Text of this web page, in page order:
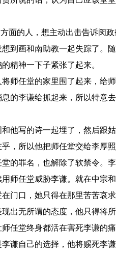
的人，想主动出击告诉闵
到画和南助教一起失踪了。
精神一下子紧张了起来。
师任堂的家里围了起来，给
的李谦给抓起来，所以特意
他写的诗一起埋了，然后跟
，所以他把师任堂交给李厚
的罪名，也解除了软禁令。
师任堂威胁李谦。就在中宗
门口，她只得在那里苦苦哀求
出无所谓的态度，他只得将
任堂终身都活在害死李谦的
谦自己的选择，他将赐死李谦